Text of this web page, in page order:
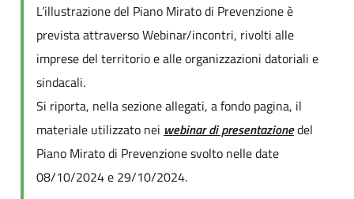
L’illustrazione del Piano Mirato di Prevenzione è
prevista attraverso Webinar/incontri, rivolti alle
imprese del territorio e alle organizzazioni datoriali e
sindacali.
Si riporta, nella sezione allegati, a fondo pagina, il
materiale utilizzato nei webinar di presentazionedel
Piano Mirato di Prevenzione svolto nelle date
08/10/2024 e 29/10/2024.